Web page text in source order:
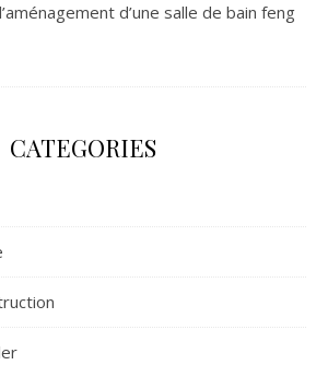
d’une salle de bain feng
CATEGORIES